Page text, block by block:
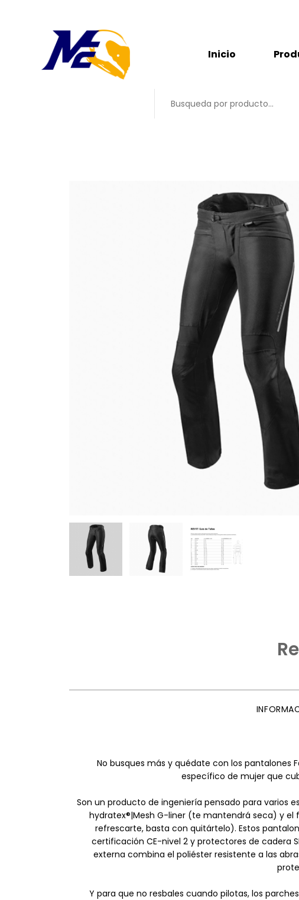
Inicio
No busques más y quédate con los pantalones
específico de mujer que
Son un producto de ingeniería pensado para varios
hydratex®|Mesh G-liner (te mantendrá seca) y
refrescarte, basta con quitártelo). Estos
certificación CE-nivel 2 y protectores de cadera
externa combina el poliéster resistente a las
Y para que no resbales cuando pilotas, los